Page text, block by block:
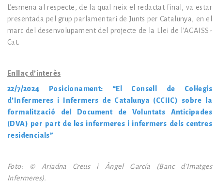
L’esmena al respecte, de la qual neix el redactat final, va estar
presentada pel grup parlamentari de Junts per Catalunya, en el
marc del desenvolupament del projecte de la Llei de l’AGAISS-
Cat.
Enllaç d’interès
22/7/2024 Posicionament: “El Consell de Col·legis
d’Infermeres i Infermers de Catalunya (CCIIC) sobre la
formalització del Document de Voluntats Anticipades
(DVA) per part de les infermeres i infermers dels centres
residencials”
Foto: © Ariadna Creus i Àngel García (Banc d’Imatges
Infermeres).